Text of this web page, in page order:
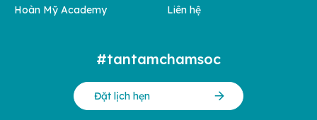
Hoàn Mỹ Academy Liên hệ
#tantamchamsoc
Đặt lịch hẹn